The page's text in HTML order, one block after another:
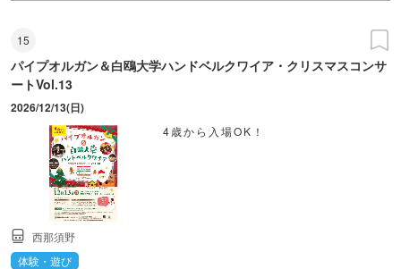
15
パイプオルガン＆白鴎大学ハンドベルクワイア・クリスマスコンサ
ートVol.13
2026/12/13(日)
4歳から入場OK！
西那須野
体験・遊び